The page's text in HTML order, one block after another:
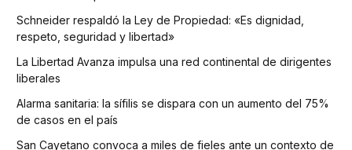
Schneider respaldó la Ley de Propiedad: «Es dignidad,
respeto, seguridad y libertad»
La Libertad Avanza impulsa una red continental de dirigentes
liberales
Alarma sanitaria: la sífilis se dispara con un aumento del 75%
de casos en el país
San Cayetano convoca a miles de fieles ante un contexto de